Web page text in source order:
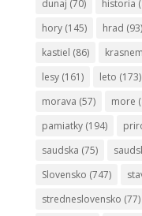
dunaj (70) historia
hory(145) hrad (93)
kastiel (86)
lesy(161) leto (173)
morava (57) more
pamiatky(194)
saudska (75)
Slovensko (747)
stredneslovensko (77)